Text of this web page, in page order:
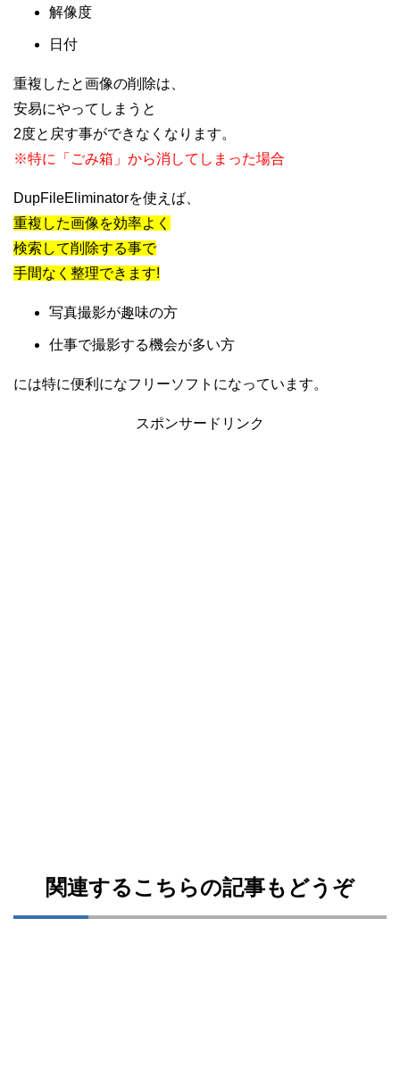
解像度
日付
重複したと画像の削除は、
安易にやってしまうと
2度と戻す事ができなくなります。
※特に「ごみ箱」から消してしまった場合
DupFileEliminatorを使えば、
重複した画像を効率よく
検索して削除する事で
手間なく整理できます!
写真撮影が趣味の方
仕事で撮影する機会が多い方
には特に便利になフリーソフトになっています。
スポンサードリンク
関連するこちらの記事もどうぞ